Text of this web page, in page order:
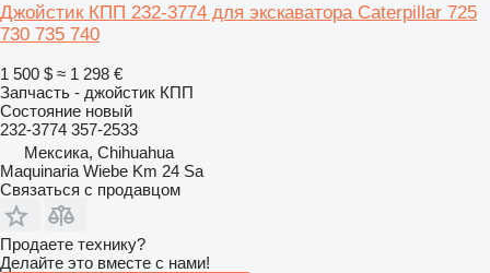
Джойстик КПП 232-3774 для экскаватора Caterpillar 725
730 735 740
1 500 $ ≈ 1 298 €
Запчасть - джойстик КПП
Состояние новый
232-3774 357-2533
Мексика, Chihuahua
Maquinaria Wiebe Km 24 Sa
Связаться с продавцом
Продаете технику?
Делайте это вместе с нами!